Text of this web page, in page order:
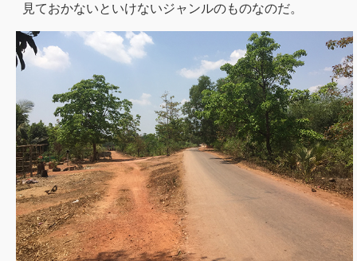
見ておかないといけないジャンルのものなのだ。